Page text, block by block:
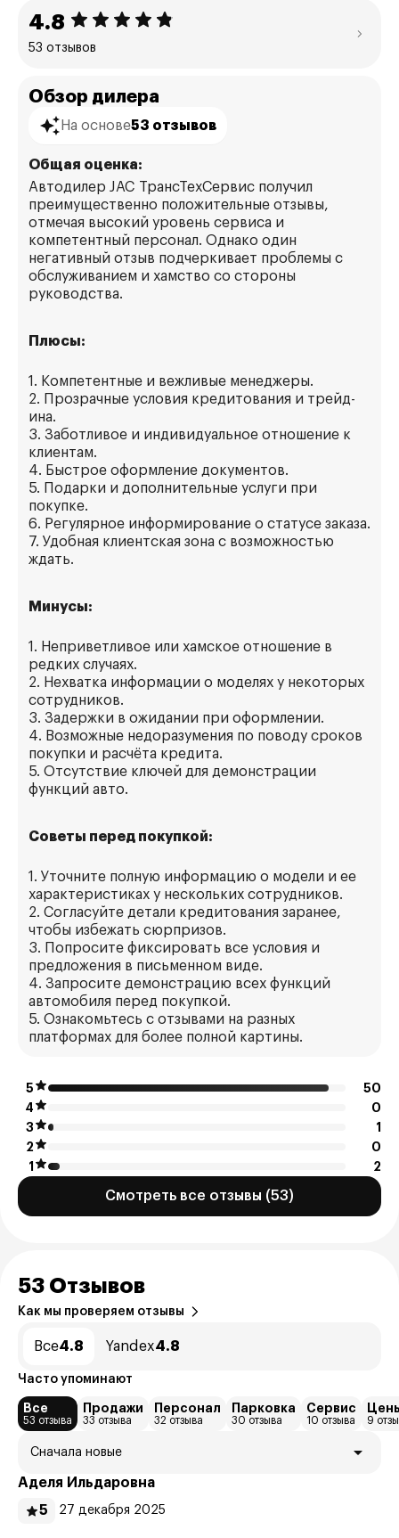
4.8
53 отзывов
Обзор дилера
На основе53 отзывов
Общая оценка:
Автодилер JAC ТрансТехСервис получил
преимущественно положительные отзывы,
отмечая высокий уровень сервиса и
компетентный персонал. Однако один
негативный отзыв подчеркивает проблемы с
обслуживанием и хамство со стороны
руководства.
Плюсы:
1. Компетентные и вежливые менеджеры.
2. Прозрачные условия кредитования и трейд-
ина.
3. Заботливое и индивидуальное отношение к
клиентам.
4. Быстрое оформление документов.
5. Подарки и дополнительные услуги при
покупке.
6. Регулярное информирование о статусе заказа.
7. Удобная клиентская зона с возможностью
ждать.
Минусы:
1. Неприветливое или хамское отношение в
редких случаях.
2. Нехватка информации о моделях у некоторых
сотрудников.
3. Задержки в ожидании при оформлении.
4. Возможные недоразумения по поводу сроков
покупки и расчёта кредита.
5. Отсутствие ключей для демонстрации
функций авто.
Советы перед покупкой:
1. Уточните полную информацию о модели и ее
характеристиках у нескольких сотрудников.
2. Согласуйте детали кредитования заранее,
чтобы избежать сюрпризов.
3. Попросите фиксировать все условия и
предложения в письменном виде.
4. Запросите демонстрацию всех функций
автомобиля перед покупкой.
5. Ознакомьтесь с отзывами на разных
платформах для более полной картины.
5
50
4
0
3
1
2
0
1
2
Смотреть все отзывы (53)
53 Отзывов
Как мы проверяем отзывы
Все4.8 Yandex4.8
Часто упоминают
Все
53 отзыва
Продажи
33 отзыва
Персонал
32 отзыва
Парковка
30 отзыва
Сервис
10 отзыва 9
Сначала новые
Аделя Ильдаровна
5
27 декабря 2025